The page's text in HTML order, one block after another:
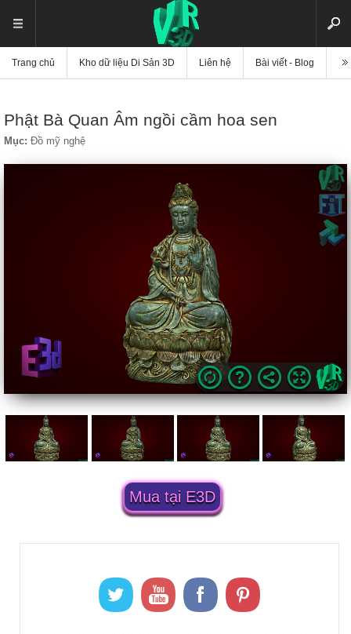
Trang chủ Kho dữ liệu Di Sản 3D Liên hệ Bài viết - Blog
Phật Bà Quan Âm ngồi cầm hoa sen
Mục: Đồ mỹ nghệ
Mua tại E3D